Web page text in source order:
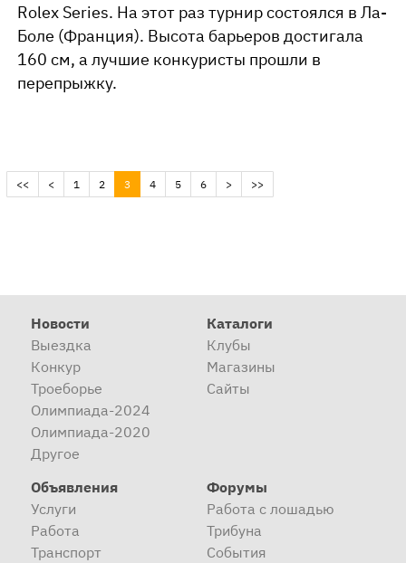
Rolex Series. На этот раз турнир состоялся в Ла-
Боле (Франция). Высота барьеров достигала
160 см, а лучшие конкуристы прошли в
перепрыжку.
<< < 1 2 3 (current)
4 5 6 > >>
Новости
Выездка
Конкур
Троеборье
Олимпиада-2024
Олимпиада-2020
Другое
Каталоги
Клубы
Магазины
Сайты
Объявления
Услуги
Работа
Транспорт
Форумы
Работа с лошадью
Трибуна
События